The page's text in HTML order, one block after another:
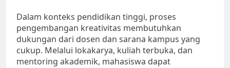
Dalam konteks pendidikan tinggi, proses
pengembangan kreativitas membutuhkan
dukungan dari dosen dan sarana kampus yang
cukup. Melalui lokakarya, kuliah terbuka, dan
mentoring akademik, mahasiswa dapat